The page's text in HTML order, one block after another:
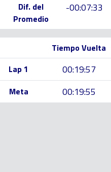
Dif. del
Promedio
-00:07:33
Tiempo Vuelta
Lap 1
00:19:57
Meta 00:19:55